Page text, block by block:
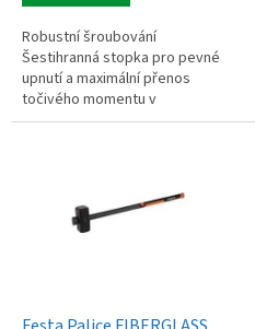
Robustní šroubování
Šestihranná stopka pro pevné
upnutí a maximální přenos
točivého momentu v
tříčelisťových sklíčidlech a 1"